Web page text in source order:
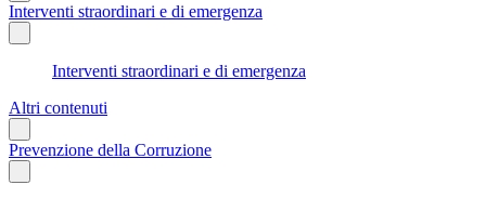
Interventi straordinari e di emergenza
Interventi straordinari e di emergenza
Altri contenuti
Prevenzione della Corruzione